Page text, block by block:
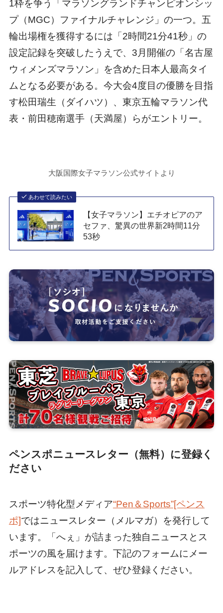
1枠を争う「マラソングランドチャンピオンシッ
プ（MGC）ファイナルチャレンジ」の一つ。五
輪出場権を獲得するには「2時間21分41秒」の
設定記録を突破したうえで、3月開催の「名古屋
ウィメンズマラソン」を含めた日本人最高タイ
ムとなる必要がある。今大会4度目の優勝を目指
す松田瑞生（ダイハツ）、東京五輪マラソン代
表・前田穂南選手（天満屋）らがエントリー。
大阪国際女子マラソン公式サイトより
あわせて読みたい
【女子マラソン】エチオピアのア
セファ、驚異の世界新2時間11分
53秒
ペンスポニュースレター（無料）に登録く
ださい
スポーツ特化型メディア“Pen＆Sports”[ペンス
ポ]ではニュースレター（メルマガ）を発行して
います。「へぇ」が詰まった独自ニュースとス
ポーツの風を届けます。下記のフォームにメー
ルアドレスを記入して、ぜひ登録ください。